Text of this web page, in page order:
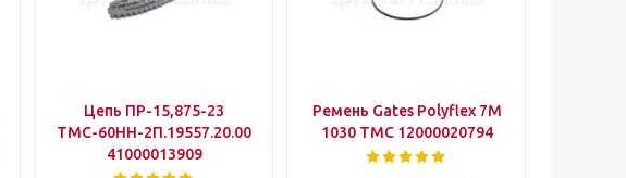
1-
Цепь ПР-15,875-23
ТМС-60НН-2П.19557.20.00.021
41000013909
Ремень Gates Polyflex 7М
1030 ТМС 12000020794